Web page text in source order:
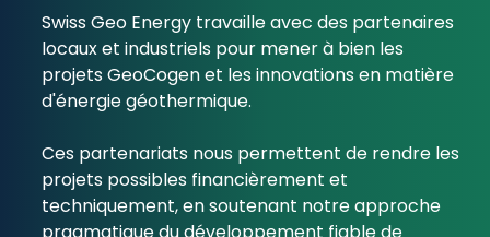
Swiss Geo Energy travaille avec des partenaires
locaux et industriels pour mener à bien les
projets GeoCogen et les innovations en matière
d'énergie géothermique.
Ces partenariats nous permettent de rendre les
projets possibles financièrement et
techniquement, en soutenant notre approche